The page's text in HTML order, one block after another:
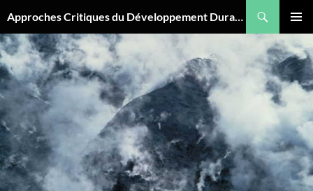
au
contenu
Approches Critiques du Développement Durable